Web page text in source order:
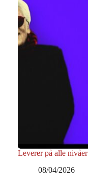
Leverer på alle nivåer
08/04/2026